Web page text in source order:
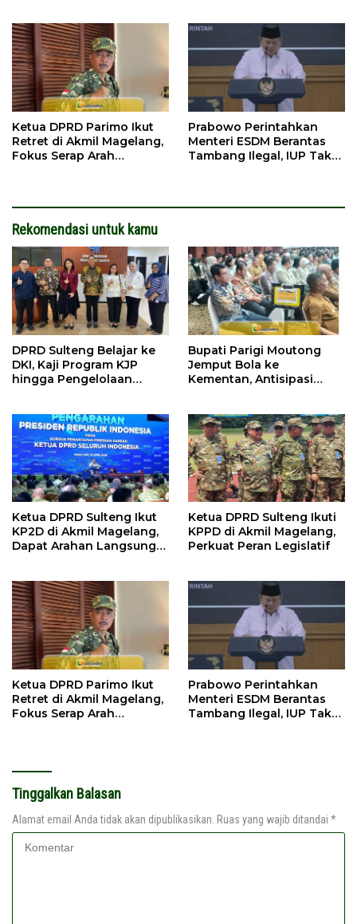
Ketua DPRD Parimo Ikut
Retret di Akmil Magelang,
Fokus Serap Arah
Prabowo Perintahkan
Menteri ESDM Berantas
Tambang Ilegal, IUP Tak
Rekomendasi untuk kamu
DPRD Sulteng Belajar ke
DKI, Kaji Program KJP
hingga Pengelolaan
Bupati Parigi Moutong
Jemput Bola ke
Kementan, Antisipasi
Ketua DPRD Sulteng Ikut
KP2D di Akmil Magelang,
Dapat Arahan Langsung
Ketua DPRD Sulteng Ikuti
KPPD di Akmil Magelang,
Perkuat Peran Legislatif
Ketua DPRD Parimo Ikut
Retret di Akmil Magelang,
Fokus Serap Arah
Prabowo Perintahkan
Menteri ESDM Berantas
Tambang Ilegal, IUP Tak
Tinggalkan Balasan
Alamat email Anda tidak akan dipublikasikan. Ruas yang wajib ditandai *